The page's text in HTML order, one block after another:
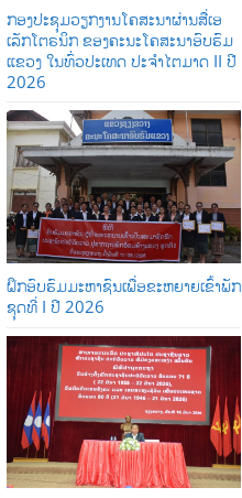
ກອງປະຊຸມວຽກງານໂຄສະນາຜ່ານສື່ເອ
ເລັກໂຕຣນິກ ຂອງຄະນະໂຄສະນາອົບຮົມ
ແຂວງ ໃນທົ່ວປະເທດ ປະຈໍາໄຕມາດ II ປີ
2026
ຝຶກອົບຮົມມະຫາຊົນເພື່ອຂະຫຍາຍເຂົ້າພັກ
ຊຸດທີ່ I ປີ 2026